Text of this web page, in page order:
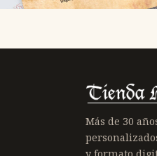
Más de 30